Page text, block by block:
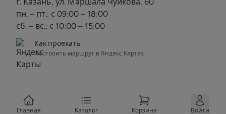
пн. – пт.: с 09:00 – 18:00
сб. – вс.: с 10:00 – 15:00
Как проехать
Построить маршрут в Яндекс Картах
© 2025 Voda Kazan. Все права защищены.
Вступить в группу
Главная Каталог Корзина Войти